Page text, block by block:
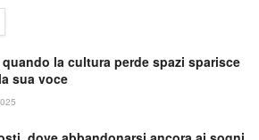
quando la cultura perde spazi sparisce
sua voce